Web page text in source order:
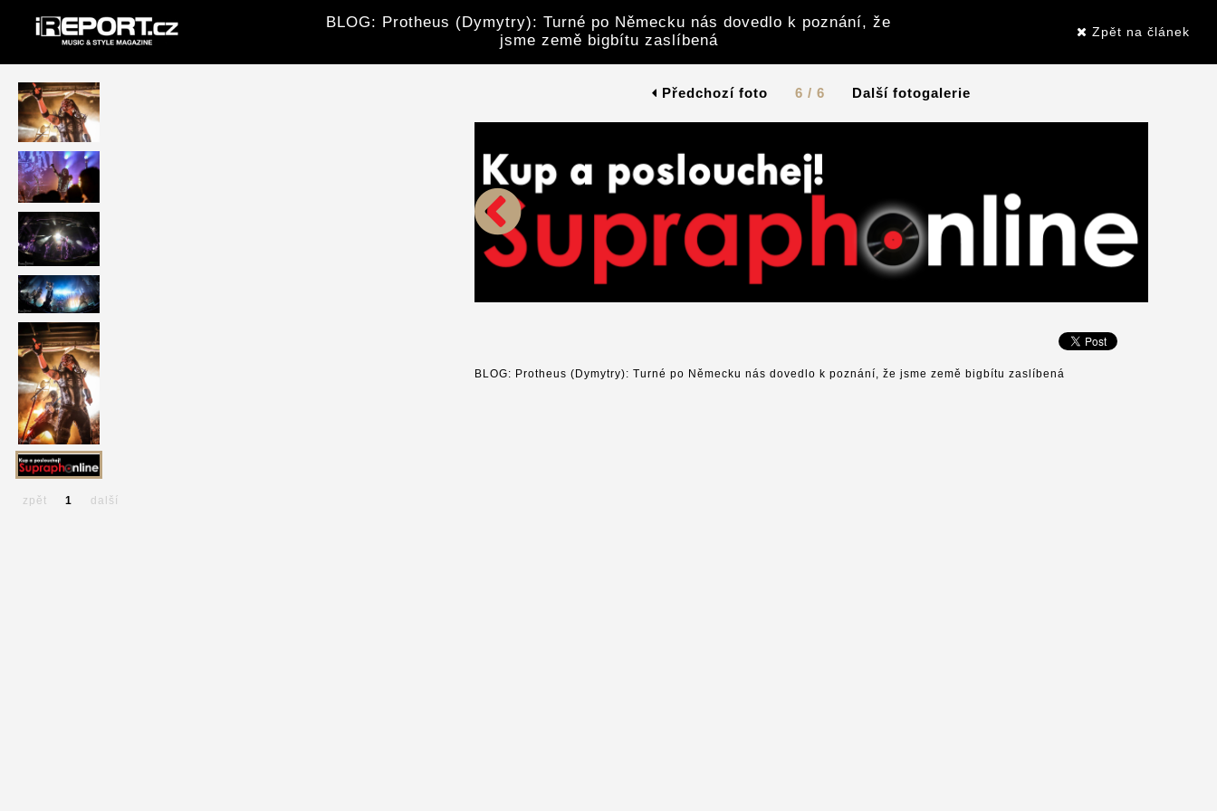
BLOG: Protheus (Dymytry): Turné po Německu nás dovedlo k poznání, že
jsme země bigbítu zaslíbená
Zpět na článek
Předchozí foto 6 / 6 Další fotogalerie
BLOG: Protheus (Dymytry): Turné po Německu nás dovedlo k poznání, že jsme země bigbítu zaslíbená
zpět 1 další